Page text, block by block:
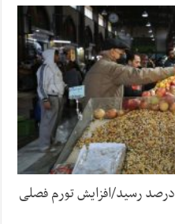
تورم نقطه‌به‌نقطه خدمات به ۵۸ درصد رسید/افزایش تورم فصلی